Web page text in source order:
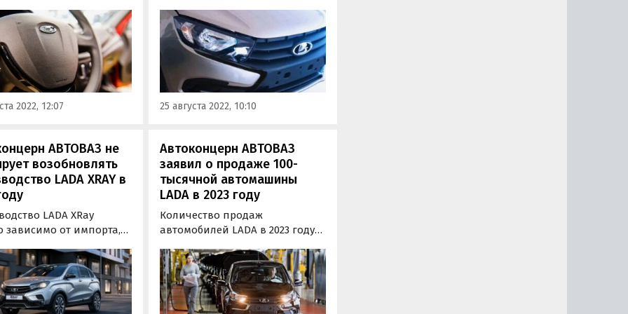
безопасности
и переднего
Цена на них
от 602 800 рублей по
льготного
и от 753 500
без нее.
2022, 12:07
хрома, автомобили в
комплектации Classic'22
сначала получили обычную
серую эмаль, а теперь и
черный глянец.
25 августа 2022, 10:10
АВТОВАЗ не
возобновлять
LADA XRAY в
LADA XRay
зависимо от импорта,
года пока не
Об том в
аналитическому
«АвтоСТАТ» рассказал
Автоконцерн АВТОВАЗ
заявил о продаже 100-
тысячной автомашины
LADA в 2023 году
Количество продаж
автомобилей LADA в 2023 году
тысяч единиц, что на 8 тысяч
больше, чем планировалось на
текущую дату. Как стало
известно «Где и что»,